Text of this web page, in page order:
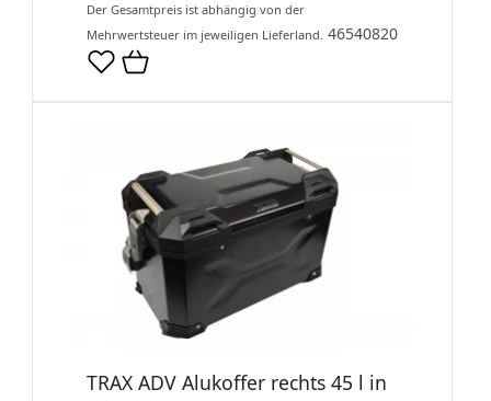
Der Gesamtpreis ist abhängig von der
Mehrwertsteuer im jeweiligen Lieferland. 46540820
TRAX ADV Alukoffer rechts 45 l in